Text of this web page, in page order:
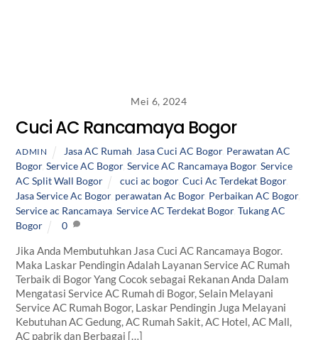
Mei 6, 2024
Cuci AC Rancamaya Bogor
ADMIN Jasa AC Rumah Jasa Cuci AC Bogor, Perawatan AC
Bogor,Service AC Bogor,Service AC Rancamaya Bogor,Service
AC Split Wall Bogor
cuci ac bogor, Cuci Ac Terdekat Bogor,
Jasa Service Ac Bogor, perawatan Ac Bogor, Perbaikan AC Bogor,
Service ac Rancamaya ,Service AC Terdekat Bogor,Tukang AC
Bogor
0
Jika Anda Membutuhkan Jasa Cuci AC Rancamaya Bogor.
Maka Laskar Pendingin Adalah Layanan Service AC Rumah
Terbaik di Bogor Yang Cocok sebagai Rekanan Anda Dalam
Mengatasi Service AC Rumah di Bogor, Selain Melayani
Service AC Rumah Bogor, Laskar Pendingin Juga Melayani
Kebutuhan AC Gedung, AC Rumah Sakit, AC Hotel, AC Mall,
AC pabrik dan Berbagai […]